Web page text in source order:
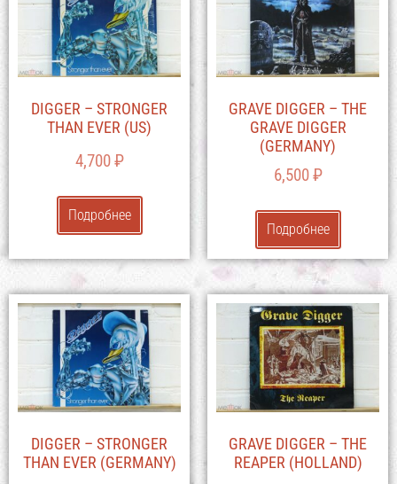
DIGGER – STRONGER
THAN EVER (US)
4,700₽
Подробнее
GRAVE DIGGER – THE
GRAVE DIGGER
(GERMANY)
6,500₽
Подробнее
DIGGER – STRONGER
THAN EVER (GERMANY)
GRAVE DIGGER – THE
REAPER (HOLLAND)